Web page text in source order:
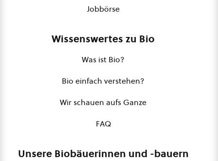
Jobbörse
Wissenswertes zu Bio
Was ist Bio?
Bio einfach verstehen?
Wir schauen aufs Ganze
FAQ
Unsere Biobäuerinnen und -bauern